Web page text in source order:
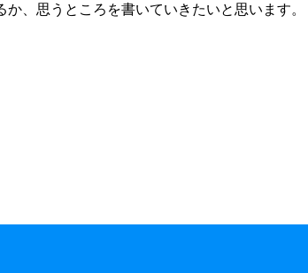
、思うところを書いていきたいと思います。